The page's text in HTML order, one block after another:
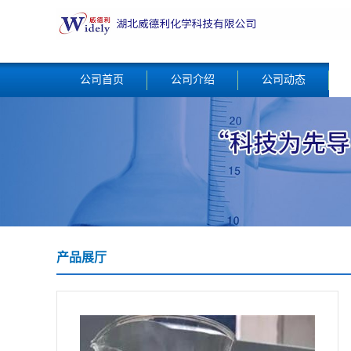
公司首页 公司介绍 公司动态
产品展厅